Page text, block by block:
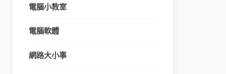
電腦小教室
電腦軟體
網路大小事